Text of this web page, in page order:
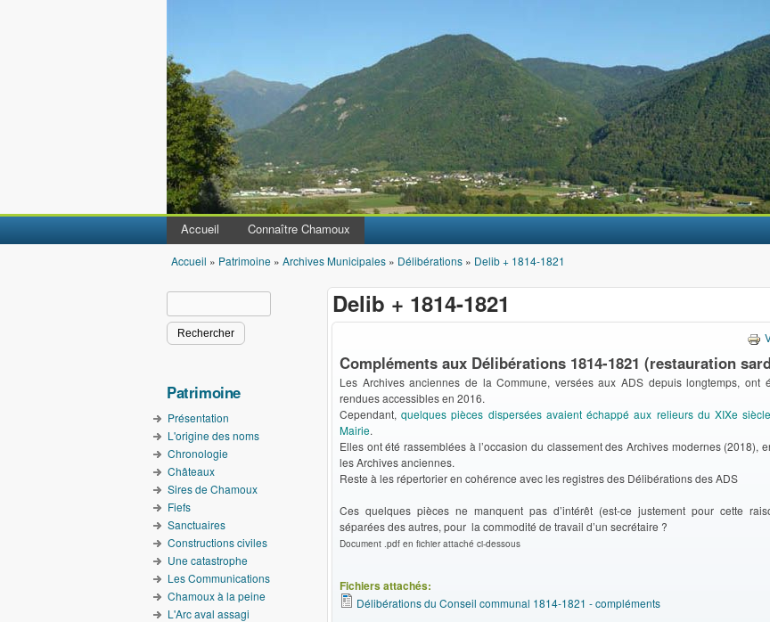
Accueil Connaître Chamoux
Vous êtes ici
Accueil » Patrimoine » Archives Municipales » Délibérations » Delib + 1814-1821
Delib + 1814-1821
Compléments aux Délibérations 1814-1821 (restauration
Les Archives anciennes de la Commune, versées aux ADS depuis longtemps, ont
rendues accessibles en 2016.
Cependant,quelques pièces dispersées avaient échappé aux relieurs du XIXe
Mairie.
Elles ont été rassemblées à l’occasion du classement des Archives modernes (2018),
les Archives anciennes.
Reste à les répertorier en cohérence avec les registres des Délibérations des ADS
Ces quelques pièces ne manquent pas d’intérêt (est-ce justement pour cette
séparées des autres, pour la commodité de travail d’un secrétaire ?
Document .pdf en fichier attaché ci-dessous
Fichiers attachés:
Délibérations du Conseil communal 1814-1821 - compléments
Formulaire de recherche
Patrimoine
Présentation
L'origine des noms
Chronologie
Châteaux
Sires de Chamoux
Fiefs
Sanctuaires
Constructions civiles
Une catastrophe
Les Communications
Chamoux à la peine
L'Arc aval assagi